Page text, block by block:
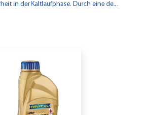
in der Kaltlaufphase. Durch eine de...